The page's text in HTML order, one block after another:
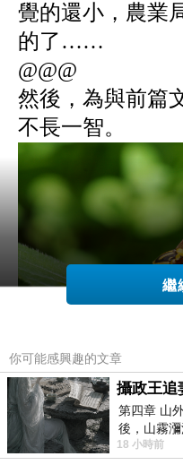
覺的還小， 農業
的了……
@@@
然後，為與前
不長一智。
繼
你可能感興趣的文章
攝政王追
第四章 山
後，山霧
一盤未下完
18 小時前